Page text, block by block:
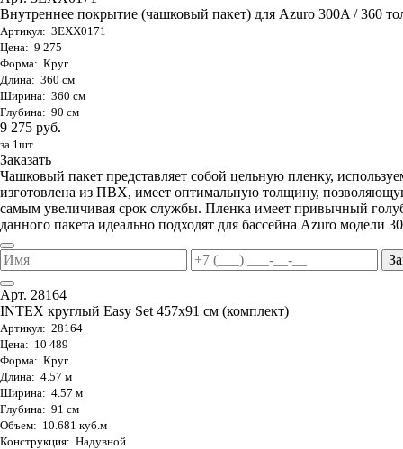
Внутреннее покрытие (чашковый пакет) для Azuro 300A / 360
Артикул: 3EXX0171
Цена: 9 275
Форма: Круг
Длина: 360 см
Ширина: 360 см
Глубина: 90 см
9 275 руб.
за 1шт.
Заказать
Чашковый пакет представляет собой цельную пленку,
изготовлена из ПВХ, имеет оптимальную толщину,
самым увеличивая срок службы. Пленка имеет привычный
данного пакета идеально подходят для бассейна Azuro модели
Арт. 28164
INTEX круглый Easy Set 457х91 см (комплект)
Артикул: 28164
Цена: 10 489
Форма: Круг
Длина: 4.57 м
Ширина: 4.57 м
Глубина: 91 см
Объем: 10.681 куб.м
Конструкция: Надувной